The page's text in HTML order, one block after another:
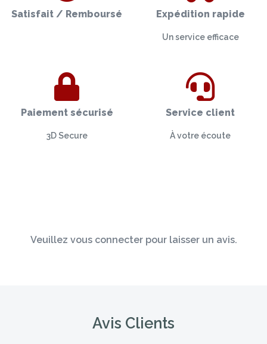
Satisfait / Remboursé Expédition rapide
Un service efficace
Paiement sécurisé
3D Secure
Service client
À votre écoute
Veuillez vous connecter pour laisser un avis.
Avis Clients